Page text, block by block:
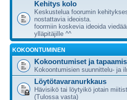
Kehitys kolo
Keskustelua foorumin
nostattavia ideoista.
foormiin koskevia ideoida
ylläpitäjille ^^
KOKOONTUMINEN
Kokoontumiset ja
Kokoontumisien suunnittelu- ja
Löytötavaranurkkaus
Hävisikö tai löytyikö jotain
(Tulossa vasta)